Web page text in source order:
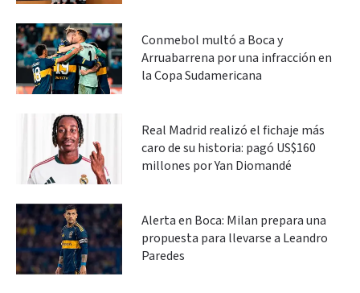
Conmebol multó a Boca y
Arruabarrena por una infracción en
la Copa Sudamericana
Real Madrid realizó el fichaje más
caro de su historia: pagó US$160
millones por Yan Diomandé
Alerta en Boca: Milan prepara una
propuesta para llevarse a Leandro
Paredes